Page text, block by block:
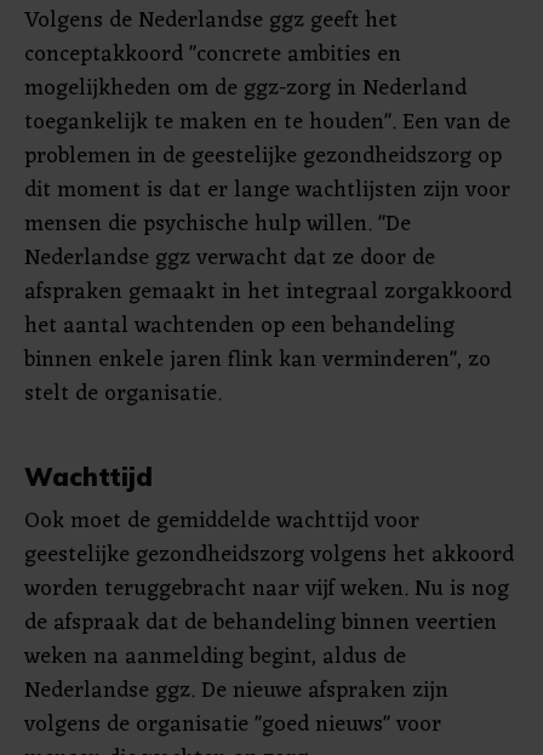
Volgens de Nederlandse ggz geeft het
conceptakkoord "concrete ambities en
mogelijkheden om de ggz-zorg in Nederland
toegankelijk te maken en te houden". Een van de
problemen in de geestelijke gezondheidszorg op
dit moment is dat er lange wachtlijsten zijn voor
mensen die psychische hulp willen. "De
Nederlandse ggz verwacht dat ze door de
afspraken gemaakt in het integraal zorgakkoord
het aantal wachtenden op een behandeling
binnen enkele jaren flink kan verminderen", zo
stelt de organisatie.
Wachttijd
Ook moet de gemiddelde wachttijd voor
geestelijke gezondheidszorg volgens het akkoord
worden teruggebracht naar vijf weken. Nu is nog
de afspraak dat de behandeling binnen veertien
weken na aanmelding begint, aldus de
Nederlandse ggz. De nieuwe afspraken zijn
volgens de organisatie "goed nieuws" voor